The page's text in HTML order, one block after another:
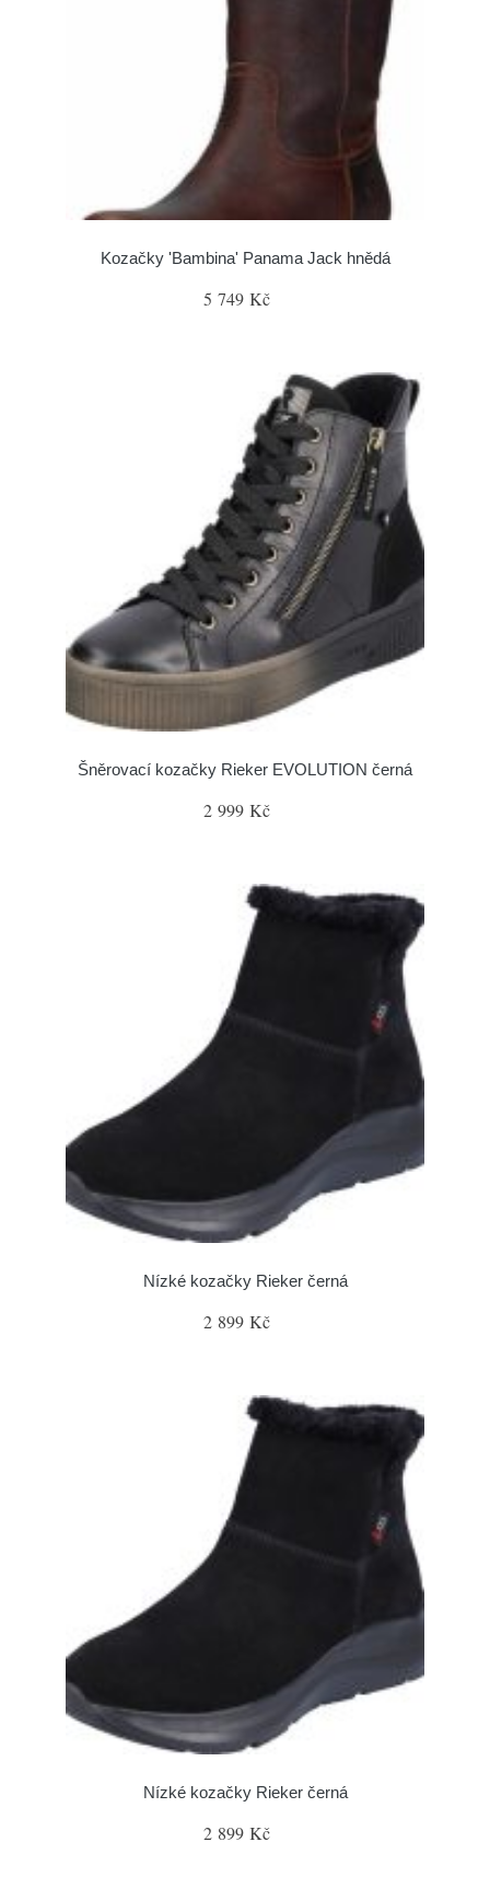
Kozačky 'Bambina' Panama Jack hnědá
5 749 Kč
Šněrovací kozačky Rieker EVOLUTION černá
2 999 Kč
Nízké kozačky Rieker černá
2 899 Kč
Nízké kozačky Rieker černá
2 899 Kč